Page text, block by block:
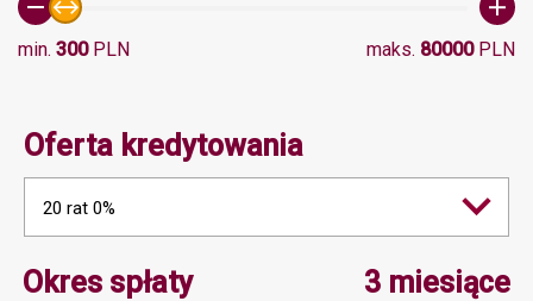
min. 300PLN maks. 80000PLN
Oferta kredytowania
20 rat 0%
Okres spłatyMinimalna wartość 3,
3 miesiące